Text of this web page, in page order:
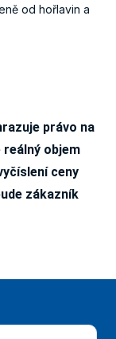
od hořlavin a
právo na
reálný objem
ceny
zákazník